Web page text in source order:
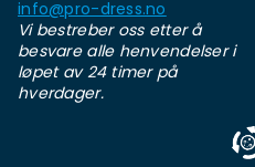
info@pro-dress.no
Vi bestreber oss etter å
besvare alle henvendelser i
løpet av 24 timer på
hverdager.